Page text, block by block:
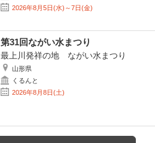
2026年8月5日(水)～7日(金)
第31回ながい水まつり
最上川発祥の地 ながい水まつり
山形県
くるんと
2026年8月8日(土)